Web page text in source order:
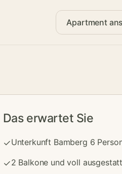
Apartment
Das erwartet Sie
✓Unterkunft Bamberg 6
✓2 Balkone und voll